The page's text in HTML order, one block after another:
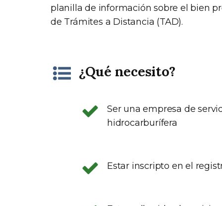
planilla de información sobre el bien
de Trámites a Distancia (TAD).
¿Qué necesito?
Ser una empresa de
hidrocarburífera
Estar inscripto en el